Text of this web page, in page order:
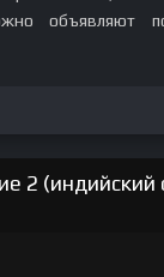
объявляют
2